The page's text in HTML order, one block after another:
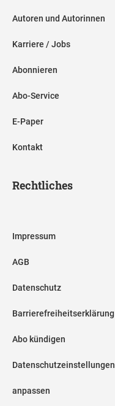
Autoren und Autorinnen
Karriere / Jobs
Abonnieren
Abo-Service
E-Paper
Kontakt
Rechtliches
Impressum
AGB
Datenschutz
Barrierefreiheitserklärung
Abo kündigen
Datenschutzeinstellungen
anpassen